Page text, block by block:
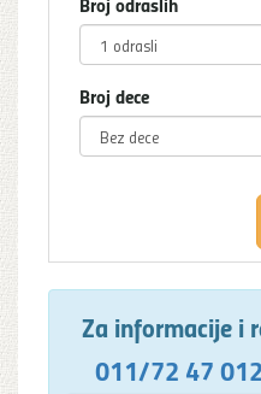
Broj dece
Za informacije i
011/72 47 012